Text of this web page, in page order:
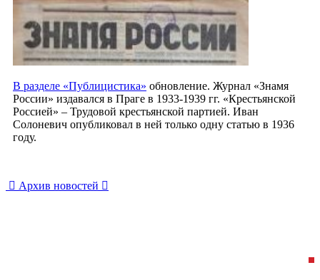
В разделе «Публицистика» обновление. Журнал «Знамя
России» издавался в Праге в 1933-1939 гг. «Крестьянской
Россией» – Трудовой крестьянской партией. Иван
Солоневич опубликовал в ней только одну статью в 1936
году.
 Архив новостей 